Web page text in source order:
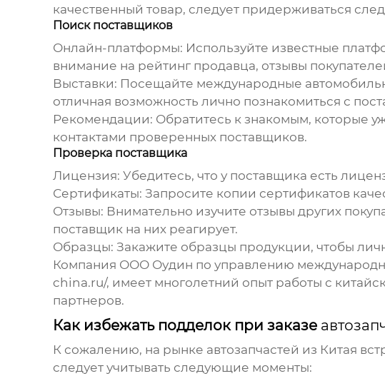
качественный товар, следует придерживаться
Поиск поставщиков
Онлайн-платформы: Используйте известные
внимание на рейтинг продавца, отзывы
Выставки: Посещайте международные
отличная возможность лично познакомиться с
Рекомендации: Обратитесь к знакомым, которые
контактами проверенных поставщиков.
Проверка поставщика
Лицензия: Убедитесь, что у поставщика есть
Сертификаты: Запросите копии сертификатов
Отзывы: Внимательно изучите отзывы других
поставщик на них реагирует.
Образцы: Закажите образцы продукции, чтобы
Компания ООО Оудин по управлению
china.ru/, имеет многолетний опыт работы с
партнеров.
Как избежать подделок при заказе
К сожалению, на рынке автозапчастей из Китая
следует учитывать следующие моменты: